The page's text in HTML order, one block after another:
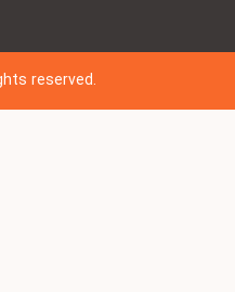
reserved.